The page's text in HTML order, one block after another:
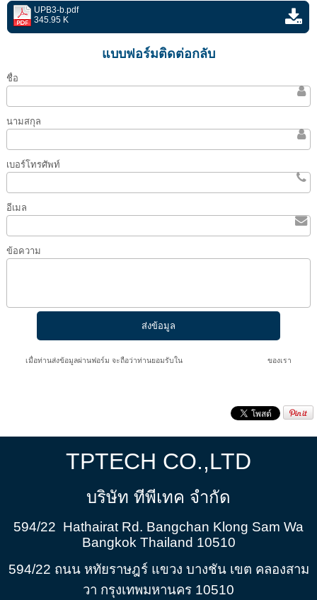
UPB3-b.pdf
345.95 K
แบบฟอร์มติดต่อกลับ
ชื่อ
นามสกุล
เบอร์โทรศัพท์
อีเมล
ข้อความ
เมื่อท่านส่งข้อมูลผ่านฟอร์ม จะถือว่าท่านยอมรับในนโยบายความเป็นส่วนตัว ของเรา
TPTECH CO.,LTD
บริษัท ทีพีเทค จำกัด
594/22 Hathairat Rd. Bangchan Klong Sam Wa
Bangkok Thailand 10510
594/22 ถนน หทัยราษฎร์ แขวง บางชัน เขต คลองสาม
วา กรุงเทพมหานคร 10510